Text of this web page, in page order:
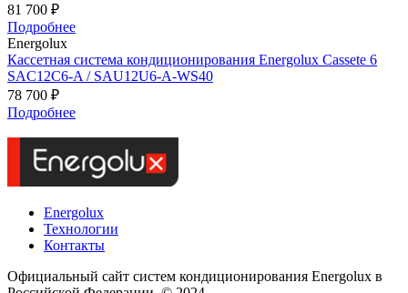
81 700 ₽
Подробнее
Energolux
Кассетная система кондиционирования Energolux Cassete 6
SAC12C6-A / SAU12U6-A-WS40
78 700 ₽
Подробнее
Energolux
Технологии
Контакты
Официальный сайт систем кондиционирования Energolux в